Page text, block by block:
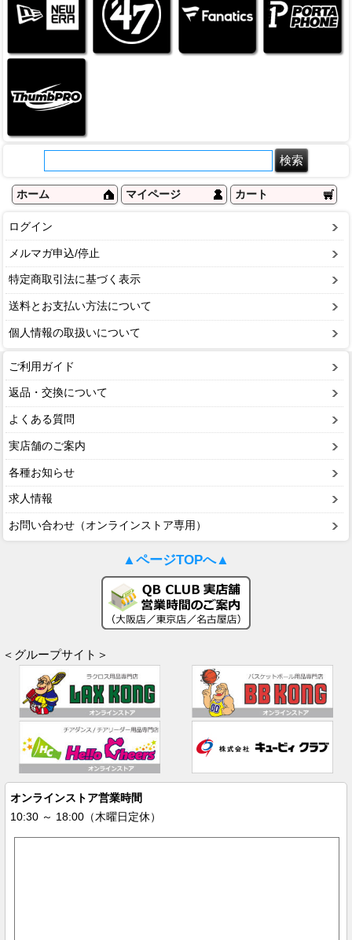
ホーム マイページ カート
ログイン
メルマガ申込/停止
特定商取引法に基づく表示
送料とお支払い方法について
個人情報の取扱いについて
ご利用ガイド
返品・交換について
よくある質問
実店舗のご案内
各種お知らせ
求人情報
お問い合わせ（オンラインストア専用）
▲ページTOPへ▲
＜グループサイト＞
オンラインストア営業時間
10:30 ～ 18:00（木曜日定休）